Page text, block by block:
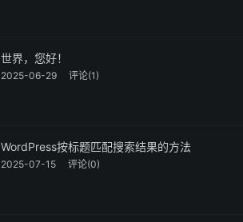
世界，您好！
2025-06-29 评论(1)
WordPress按标题匹配搜索结果的方法
2025-07-15 评论(0)